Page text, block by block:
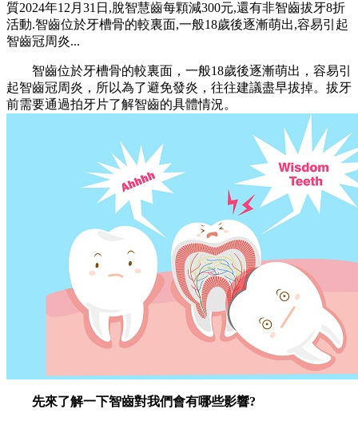
質2024年12月31日,脫智慧齒每顆減300元,還有非智齒拔牙8折
活動.智齒位於牙槽骨的較裏面,一般18歲後逐漸萌出,容易引起
智齒冠周炎...
智齒位於牙槽骨的較裏面，一般18歲後逐漸萌出，容易引
起智齒冠周炎，所以為了避免發炎，往往建議盡早拔掉。拔牙
前需要通過拍牙片了解智齒的具體情況。
先來了解一下智齒對我們會有哪些影響?